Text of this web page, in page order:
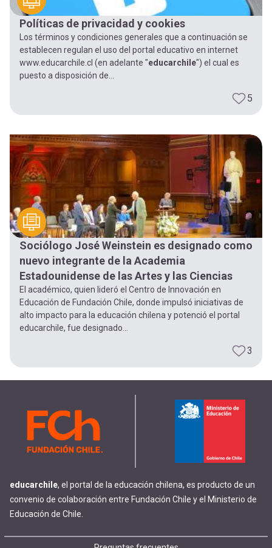
Políticas de privacidad y cookies
Los términos y condiciones generales que a continuación se
establecen regulan el uso del portal educativo en internet
www.educarchile.cl (en adelante "educarchile") el cual es
puesto a disposición de...
5
Sociólogo José Weinstein es designado como
nuevo integrante de la Academia
Estadounidense de las Artes y las Ciencias
El académico, quien lideró el Centro de Innovación en
Educación de Fundación Chile, donde impulsó iniciativas de
alto impacto para la educación chilena y potenció el portal
educarchile, fue designado...
3
educarchile, el portal de la educación chilena, es producto de un
convenio de colaboración entre Fundación Chile y el Ministerio de
Educación de Chile.